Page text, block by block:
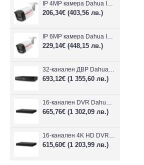
IP 4MP камера Dahua IPC-HFW2449TL-S-LED-0280B-PRO, 2.8mm, IR 50m
206,34€ (403,56 лв.)
IP 6MP камера Dahua IPC-HFW2649TL-S-LED-0280B-PRO, 2.8mm, IR 50m
229,14€ (448,15 лв.)
32-канален ДВР Dahua XVR5232AN-I3/Т
693,12€ (1 355,60 лв.)
16-канален DVR Dahua XVR5216AN-4KL-I3/T + 16 IP
665,76€ (1 302,09 лв.)
16-канален 4K HD DVR Dahua XVR5116H-4KL-I3/T + 16 IP камери
615,60€ (1 203,99 лв.)